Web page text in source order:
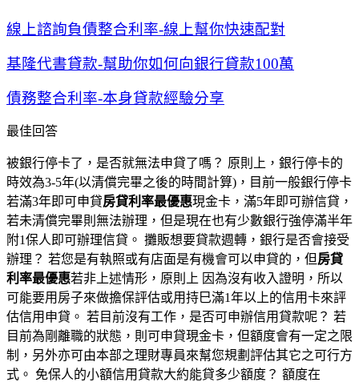
線上諮詢負債整合利率-線上幫你快速配對
基隆代書貸款-幫助你如何向銀行貸款100萬
債務整合利率-本身貸款經驗分享
最佳回答
被銀行停卡了，是否就無法申貸了嗎？ 原則上，銀行停卡的
時效為3-5年(以清償完畢之後的時間計算)，目前一般銀行停卡
若滿3年即可申貸房貸利率最優惠現金卡，滿5年即可辦信貸，
若未清償完畢則無法辦理，但是現在也有少數銀行強停滿半年
附1保人即可辦理信貸。 攤販想要貸款週轉，銀行是否會接受
辦理？ 若您是有執照或有店面是有機會可以申貸的，但房貸
利率最優惠若非上述情形，原則上 因為沒有收入證明，所以
可能要用房子來做擔保評估或用持巳滿1年以上的信用卡來評
估信用申貸。 若目前沒有工作，是否可申辦信用貸款呢？ 若
目前為剛離職的狀態，則可申貸現金卡，但額度會有一定之限
制，另外亦可由本部之理財專員來幫您規劃評估其它之可行方
式。 免保人的小額信用貸款大約能貸多少額度？ 額度在